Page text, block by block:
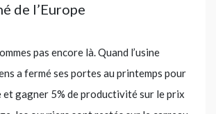
de l’Europe
pas encore là. Quand l’usine
a fermé ses portes au printemps pour
gagner 5% de productivité sur le prix